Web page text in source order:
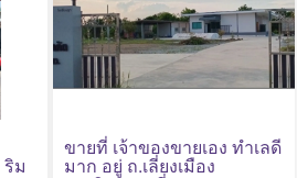
ม
No Photo
ขายที่ เจ้าของขายเอง ทำเลดี
มาก อยู่ ถ.เลี่ยงเมือง